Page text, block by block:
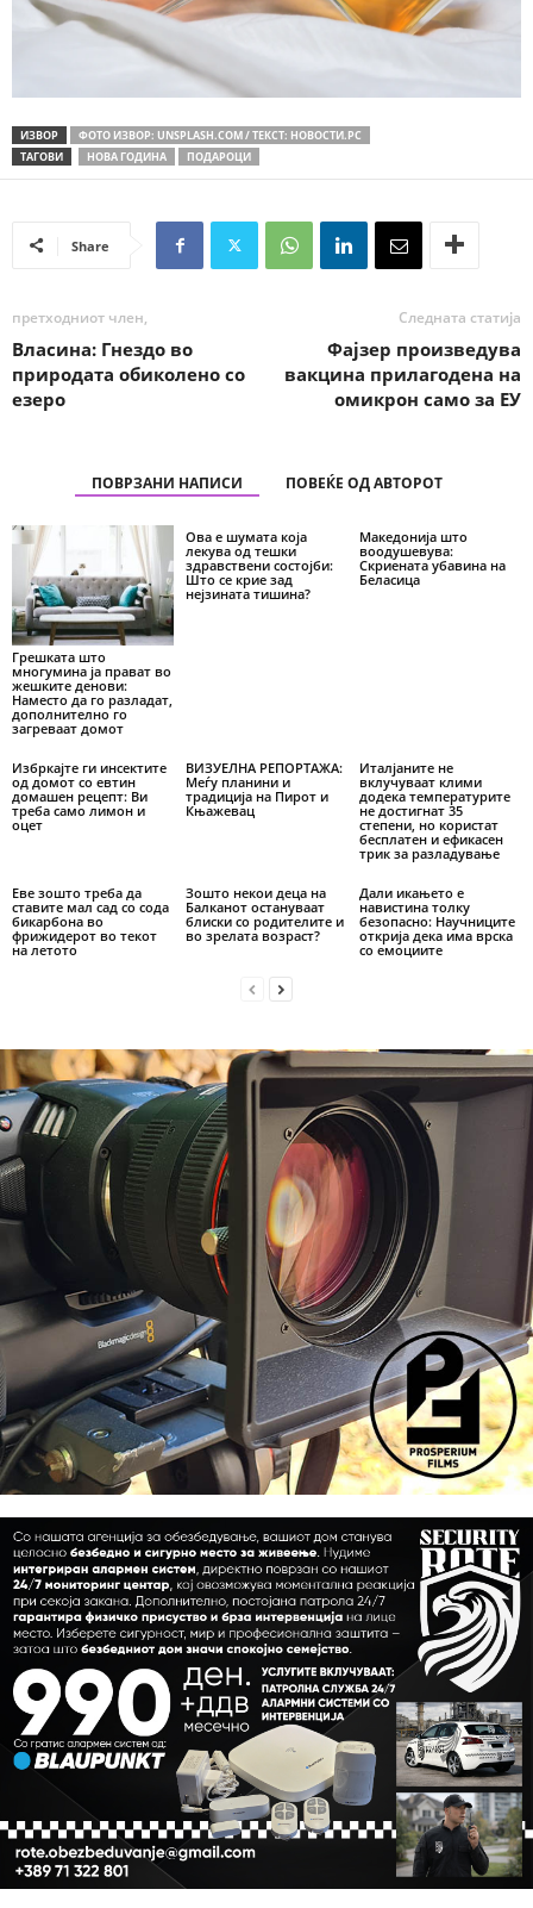
ИЗВОР
ФОТО ИЗВОР: UNSPLASH.COM / ТЕКСТ: НОВОСТИ.РС
ТАГОВИ
НОВА ГОДИНА ПОДАРОЦИ
Share
претходниот член,
Власинa: Гнездо во
природата обиколено со
езеро
Следната статија
Фајзер произведува
вакцина прилагодена на
омикрон само за ЕУ
ПОВРЗАНИ НАПИСИ ПОВЕЌЕ ОД АВТОРОТ
Грешката што
многумина ја прават во
жешките денови:
Наместо да го разладат,
дополнително го
загреваат домот
Ова е шумата која
лекува од тешки
здравствени состојби:
Што се крие зад
нејзината тишина?
Македонија што
воодушевува:
Скриената убавина на
Беласица
Избркајте ги инсектите
од домот со евтин
домашен рецепт: Ви
треба само лимон и
оцет
ВИЗУЕЛНА РЕПОРТАЖА:
Меѓу планини и
традиција на Пирот и
Књажевац
Италјаните не
вклучуваат клими
додека температурите
не достигнат 35
степени, но користат
бесплатен и ефикасен
трик за разладување
Еве зошто треба да
ставите мал сад со сода
бикарбона во
фрижидерот во текот
на летото
Зошто некои деца на
Балканот остануваат
блиски со родителите и
во зрелата возраст?
Дали икањето е
навистина толку
безопасно: Научниците
открија дека има врска
со емоциите